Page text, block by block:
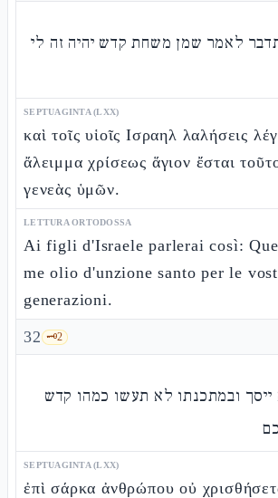
לאמר שמן משחת קדש יהיה זה לי
SEPTUAGINTA (LXX)
καὶ τοῖς υἱοῖς Ισραηλ λαλήσεις
ἄλειμμα χρίσεως ἅγιον ἔσται
γενεὰς ὑμῶν.
LETTURA ORTODOSSA
Ai figli d'Israele parlerai così:
me olio d'unzione santo per le
generazioni.
32 🗝️2
ובמתכנתו לא תעשו כמהו קדש
SEPTUAGINTA (LXX)
ἐπὶ σάρκα ἀνθρώπου οὐ